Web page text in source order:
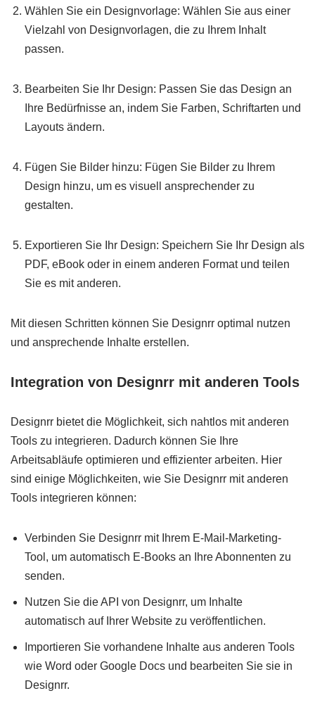
Wählen Sie ein Designvorlage: Wählen Sie aus einer
Vielzahl von Designvorlagen, die zu Ihrem Inhalt
passen.
Bearbeiten Sie Ihr Design: Passen Sie das Design an
Ihre Bedürfnisse an, indem Sie Farben, Schriftarten und
Layouts ändern.
Fügen Sie Bilder hinzu: Fügen Sie Bilder zu Ihrem
Design hinzu, um es visuell ansprechender zu
gestalten.
Exportieren Sie Ihr Design: Speichern Sie Ihr Design als
PDF, eBook oder in einem anderen Format und teilen
Sie es mit anderen.
Mit diesen Schritten können Sie Designrr optimal nutzen
und ansprechende Inhalte erstellen.
Integration von Designrr mit anderen Tools
Designrr bietet die Möglichkeit, sich nahtlos mit anderen
Tools zu integrieren. Dadurch können Sie Ihre
Arbeitsabläufe optimieren und effizienter arbeiten. Hier
sind einige Möglichkeiten, wie Sie Designrr mit anderen
Tools integrieren können:
Verbinden Sie Designrr mit Ihrem E-Mail-Marketing-
Tool, um automatisch E-Books an Ihre Abonnenten zu
senden.
Nutzen Sie die API von Designrr, um Inhalte
automatisch auf Ihrer Website zu veröffentlichen.
Importieren Sie vorhandene Inhalte aus anderen Tools
wie Word oder Google Docs und bearbeiten Sie sie in
Designrr.